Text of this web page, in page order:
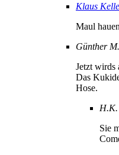
Klaus Kelle
Maul hauen
Günther M.
Jetzt wirds
Das
Hose.
H.K.
Sie